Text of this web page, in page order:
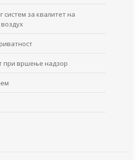
систем за квалитет на
при вршење надзор